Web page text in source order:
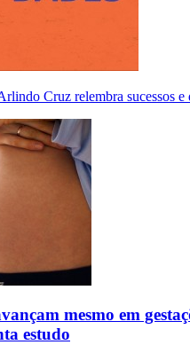
Cruz relembra sucessos e
mesmo em
estudo